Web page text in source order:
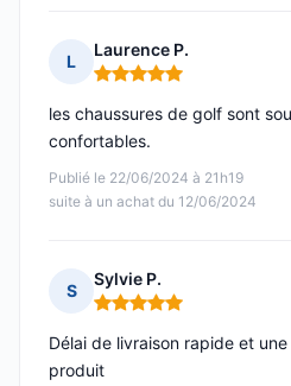
L
Laurence P.
Note : 5 sur 5
Publié le 22/06/2024 à 21h19
suite à un achat du 12/06/2024
les chaussures de golf sont
confortables.
S
Sylvie P.
Note : 5 sur 5
Délai de livraison rapide et
produit